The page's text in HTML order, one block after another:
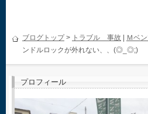
ブログトップ> トラブル 事故 | Ｍベ
ンドルロックが外れない、、(◎_◎;)
プロフィール